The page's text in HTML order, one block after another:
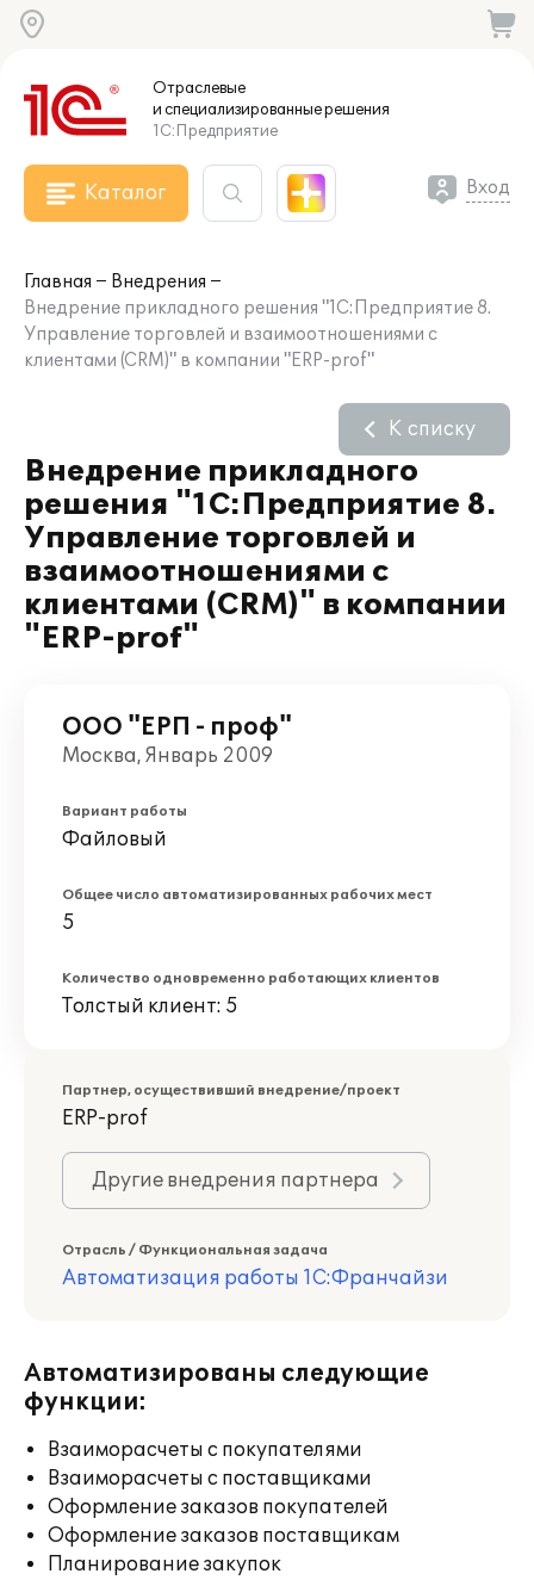
Отраслевые
и специализированныерешения
1С:Предприятие
Каталог Вход
Главная
Внедрения
Внедрение прикладного решения "1С:Предприятие 8.
Управление торговлей и взаимоотношениями с
клиентами (CRM)" в компании "ERP-prof"
Внедрение прикладного
решения "1С:Предприятие 8.
Управление торговлей и
взаимоотношениями с
клиентами (CRM)" в компании
"ERP-prof"
К списку
ООО "ЕРП - проф"
Москва, Январь 2009
Вариант работы
Файловый
Общее число автоматизированных рабочих мест
5
Количество одновременно работающих клиентов
Толстый клиент: 5
Партнер, осуществивший внедрение/проект
ERP-prof
Другие внедрения партнера
Отрасль / Функциональная задача
Автоматизация работы 1С:Франчайзи
Автоматизированы следующие
функции:
Взаиморасчеты с покупателями
Взаиморасчеты с поставщиками
Оформление заказов покупателей
Оформление заказов поставщикам
Планирование закупок